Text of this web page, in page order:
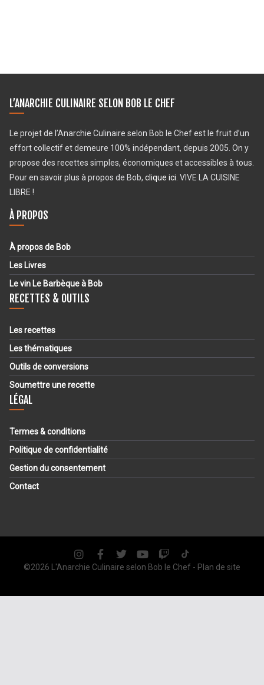
L’ANARCHIE CULINAIRE SELON BOB LE CHEF
Le projet de l’Anarchie Culinaire selon Bob le Chef est le fruit d’un
effort collectif et demeure 100% indépendant, depuis 2005. On y
propose des recettes simples, économiques et accessibles à tous.
Pour en savoir plus à propos de Bob, clique ici. VIVE LA CUISINE
LIBRE !
À PROPOS
À propos de Bob
Les Livres
Le vin Le Barbèque à Bob
RECETTES & OUTILS
Les recettes
Les thématiques
Outils de conversions
Soumettre une recette
LÉGAL
Termes & conditions
Politique de confidentialité
Gestion du consentement
Contact
©2026 L'Anarchie Culinaire selon Bob le Chef - Plan de site